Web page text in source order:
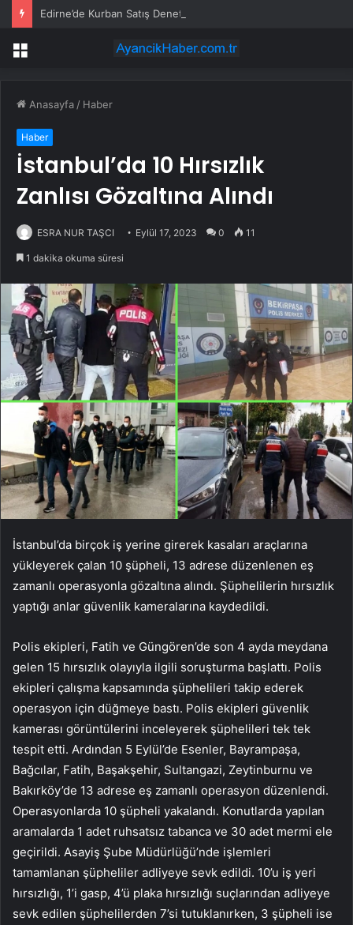
Edirne’de Kurban Satış Denetimi
Menü
Anasayfa / Haber
Haber
İstanbul’da 10 Hırsızlık
Zanlısı Gözaltına Alındı
ESRA NUR TAŞCI Eylül 17, 2023 0 11
1 dakika okuma süresi
İstanbul’da birçok iş yerine girerek kasaları araçlarına
yükleyerek çalan 10 şüpheli, 13 adrese düzenlenen eş
zamanlı operasyonla gözaltına alındı. Şüphelilerin hırsızlık
yaptığı anlar güvenlik kameralarına kaydedildi.
Polis ekipleri, Fatih ve Güngören’de son 4 ayda meydana
gelen 15 hırsızlık olayıyla ilgili soruşturma başlattı. Polis
ekipleri çalışma kapsamında şüphelileri takip ederek
operasyon için düğmeye bastı. Polis ekipleri güvenlik
kamerası görüntülerini inceleyerek şüphelileri tek tek
tespit etti. Ardından 5 Eylül’de Esenler, Bayrampaşa,
Bağcılar, Fatih, Başakşehir, Sultangazi, Zeytinburnu ve
Bakırköy’de 13 adrese eş zamanlı operasyon düzenlendi.
Operasyonlarda 10 şüpheli yakalandı. Konutlarda yapılan
aramalarda 1 adet ruhsatsız tabanca ve 30 adet mermi ele
geçirildi. Asayiş Şube Müdürlüğü’nde işlemleri
tamamlanan şüpheliler adliyeye sevk edildi. 10’u iş yeri
hırsızlığı, 1’i gasp, 4’ü plaka hırsızlığı suçlarından adliyeye
sevk edilen şüphelilerden 7’si tutuklanırken, 3 şüpheli ise